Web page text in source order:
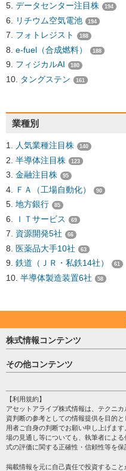
データセンター注目株 194
リチウム空気電池 194
フォトレジスト 188
e-fuel（合成燃料） 188
フィジカルAI 180
タングステン 161
業種別
人気業種注目株 140
半導体注目株 123
金融注目株 95
ＦＡ（工場自動化） 90
地方銀行 85
ＩＴサービス 69
資源開発5社 66
医薬品大手10社 63
鉄道（ＪＲ・私鉄14社） 61
半導体製造装置6社 58
株式情報コンテンツ
日経平均
売買シグナル
株テーマ情報
海外市況
投資カレンダー
格付け情報
その他コンテンツ
個人情報保護方針
プライバシーポリシー
会社案内
サイトマップ
過去データ
【利用規約】
アセットアライブ株式情報は、テクニ
資判断の参考としての情報提供を目的
用者ご自身の判断でお願い申し上げま
場の見通し等についても、執筆者によ
式の評価に関する正確性・信頼性等を保
掲載情報を元に自己責任で投資するこ